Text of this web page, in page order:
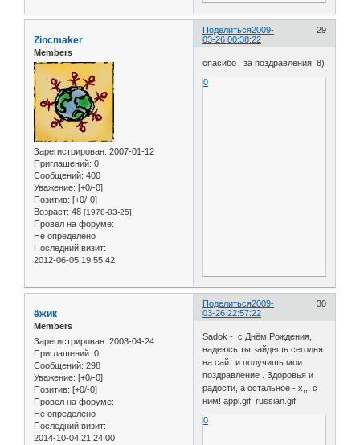
Поделиться 29
2009-
03-26 00:38:22
Zincmaker
Members
Зарегистрирован: 2007-01-12
Приглашений: 0
Сообщений: 400
Уважение: [+0/-0]
Позитив: [+0/-0]
Возраст: 48 [1978-03-25]
Провел на форуме:
Не определено
Последний визит:
2012-06-05 19:55:42
спасибо за поздравления 8)
0
Поделиться 30
2009-
03-26 22:57:22
ёжик
Members
Зарегистрирован: 2008-04-24
Приглашений: 0
Сообщений: 298
Уважение: [+0/-0]
Позитив: [+0/-0]
Провел на форуме:
Не определено
Последний визит:
2014-10-04 21:24:00
Sadok - с Днём Рождения,
надеюсь ты зайдешь сегодня
на сайт и получишь мои
поздравление . Здоровья и
радости, а остальное - х,,, с
ним! appl.gif russian.gif
0